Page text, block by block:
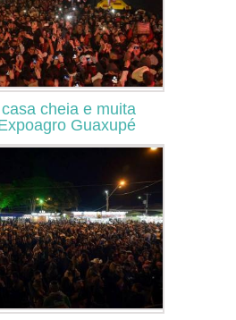
cheia e muita
Guaxupé